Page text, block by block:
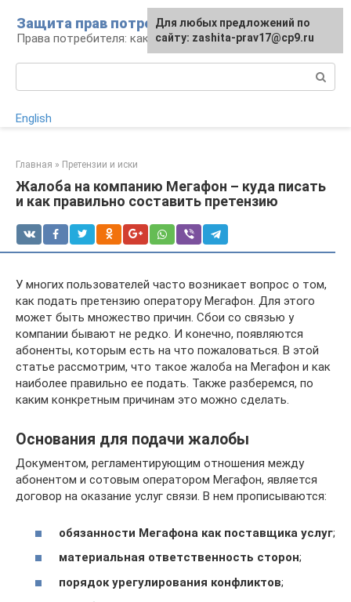
контенту
Защита прав потребителей
Права потребителя: как отстоять
English
Главная » Претензии и иски
Жалоба на компанию Мегафон – куда писать
и как правильно составить претензию
У многих пользователей часто возникает вопрос о том,
как подать претензию оператору Мегафон. Для этого
может быть множество причин. Сбои со связью у
компании бывают не редко. И конечно, появляются
абоненты, которым есть на что пожаловаться. В этой
статье рассмотрим, что такое жалоба на Мегафон и как
наиболее правильно ее подать. Также разберемся, по
каким конкретным причинам это можно сделать.
Основания для подачи жалобы
Документом, регламентирующим отношения между
абонентом и сотовым оператором Мегафон, является
договор на оказание услуг связи. В нем прописываются:
обязанности Мегафона как поставщика услуг;
материальная ответственность сторон;
порядок урегулирования конфликтов;
Для любых предложений по
сайту: zashita-prav17@cp9.ru